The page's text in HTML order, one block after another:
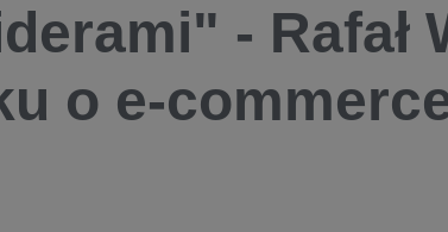
- Rafał
o e-